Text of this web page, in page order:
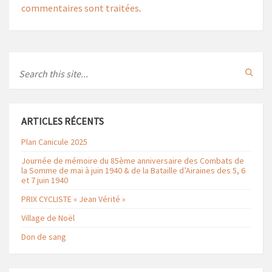
commentaires sont traitées.
ARTICLES RÉCENTS
Plan Canicule 2025
Journée de mémoire du 85ème anniversaire des Combats de
la Somme de mai à juin 1940 & de la Bataille d’Airaines des 5, 6
et 7 juin 1940
PRIX CYCLISTE « Jean Vérité »
Village de Noël
Don de sang